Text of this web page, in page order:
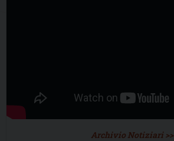
Archivio Notiziari >>